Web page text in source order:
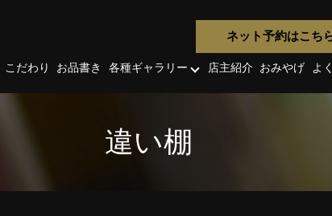
こだわり お品書き 各種ギャラリー 店主紹介 おみやげ よ
ネット予約はこち
違い棚